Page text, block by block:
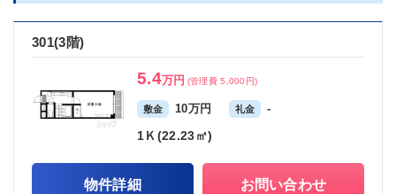
301(3階)
5.4万円 (管理費 5,000円)
敷金 10万円 礼金 -
1Ｋ(22.23㎡)
物件詳細 お問い合わせ